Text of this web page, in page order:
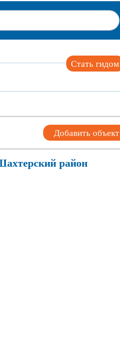
Стать гидом
Добавить объект
район